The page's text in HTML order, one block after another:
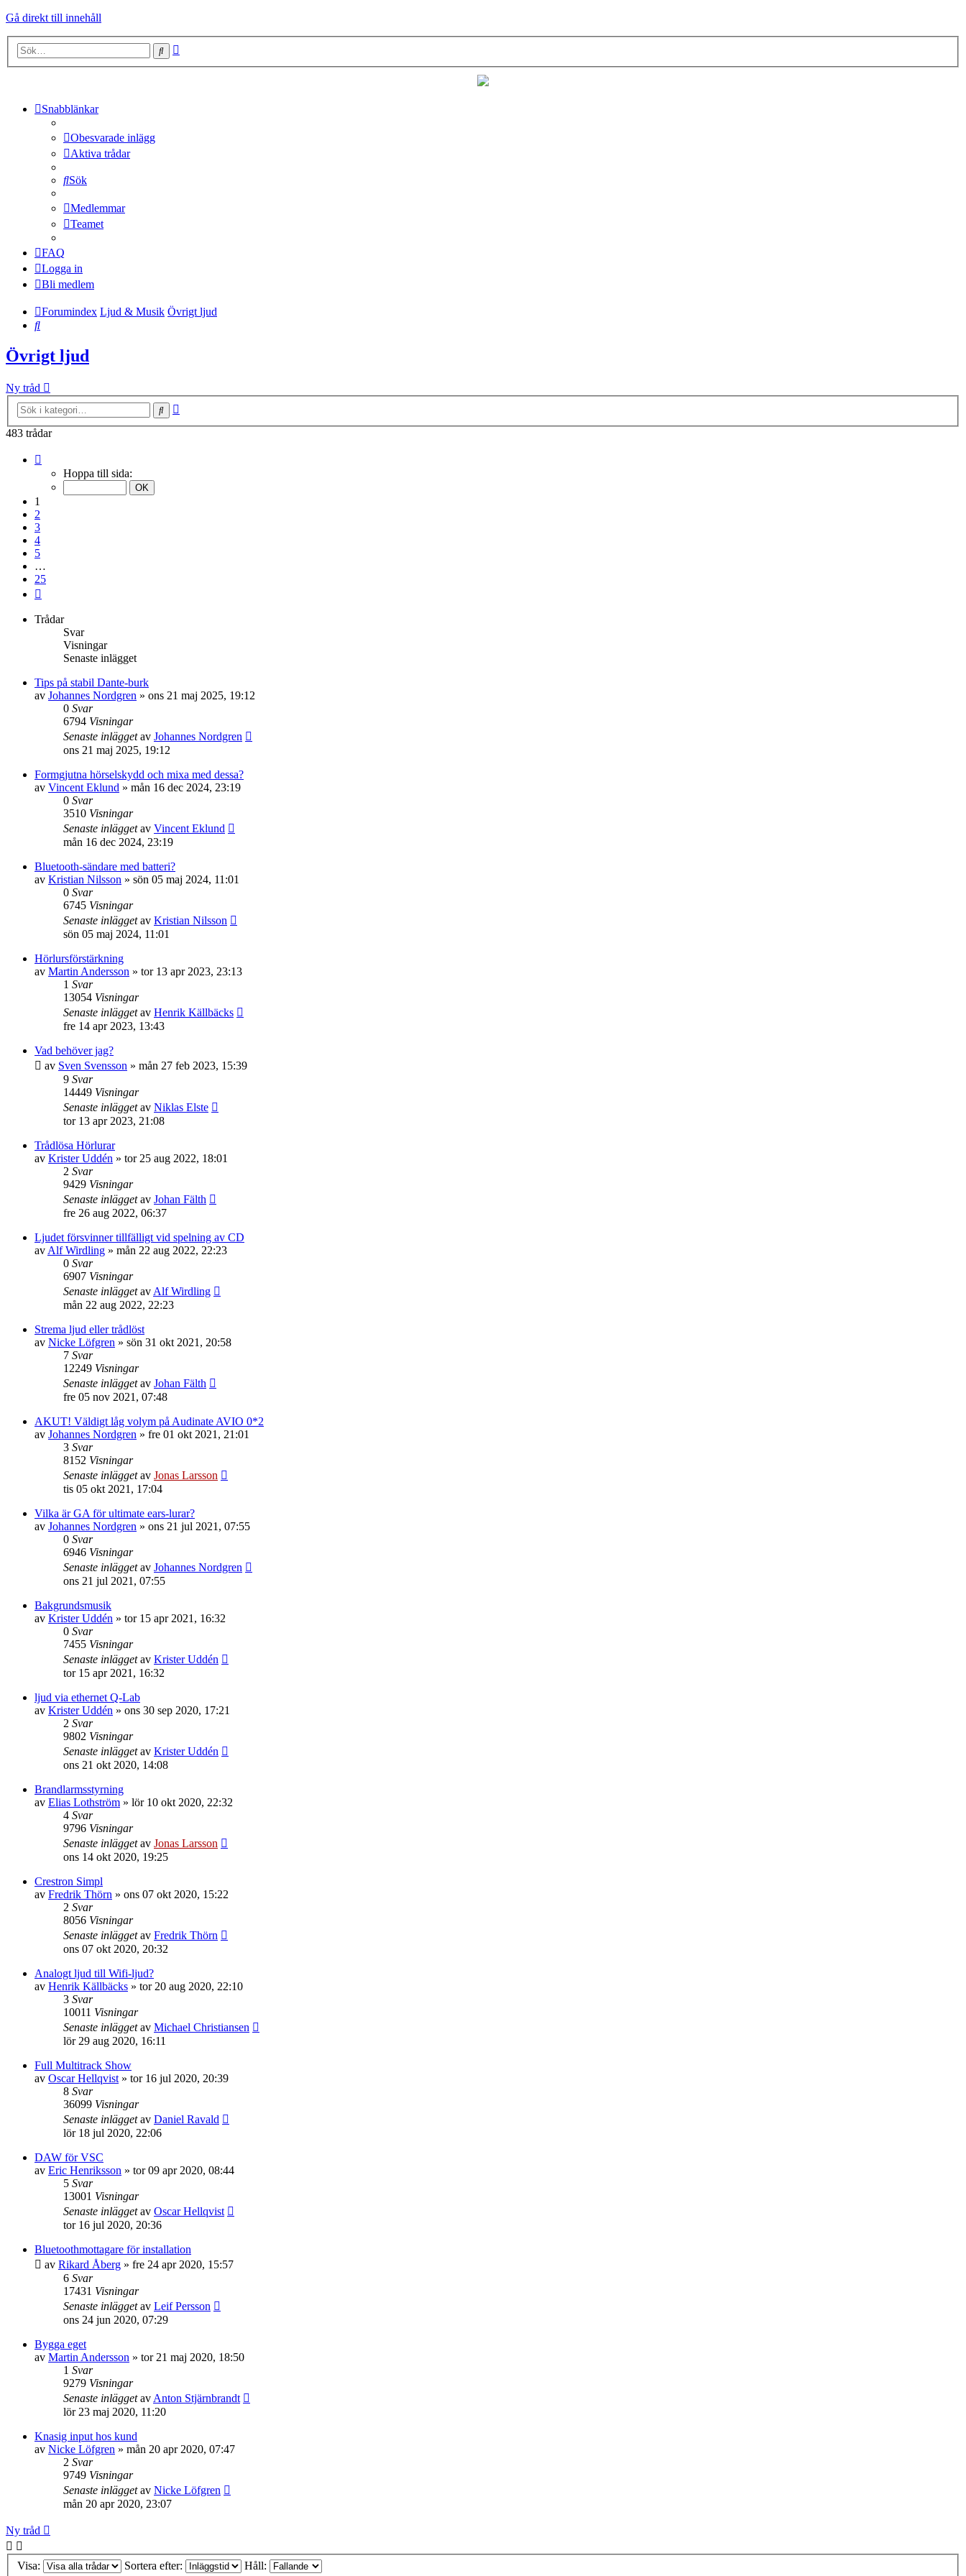
Gå direkt till innehåll
Sök
Snabblänkar
Obesvarade inlägg
Aktiva trådar
Sök
Medlemmar
Teamet
FAQ
Logga in
Bli medlem
Forumindex Ljud & Musik Övrigt ljud
Sök
Övrigt ljud
Ny tråd
Sök
483 trådar
Hoppa till sida:
1
2
3
4
5
…
25
Trådar
Svar
Visningar
Senaste inlägget
Tips på stabil Dante-burk
av Johannes Nordgren » ons 21 maj 2025, 19:12
0 Svar
6794 Visningar
Senaste inläggetav Johannes Nordgren
ons 21 maj 2025, 19:12
Formgjutna hörselskydd och mixa med dessa?
av Vincent Eklund » mån 16 dec 2024, 23:19
0 Svar
3510 Visningar
Senaste inläggetav Vincent Eklund
mån 16 dec 2024, 23:19
Bluetooth-sändare med batteri?
av Kristian Nilsson » sön 05 maj 2024, 11:01
0 Svar
6745 Visningar
Senaste inläggetav Kristian Nilsson
sön 05 maj 2024, 11:01
Hörlursförstärkning
av Martin Andersson » tor 13 apr 2023, 23:13
1 Svar
13054 Visningar
Senaste inläggetav Henrik Källbäcks
fre 14 apr 2023, 13:43
Vad behöver jag?
av Sven Svensson » mån 27 feb 2023, 15:39
9 Svar
14449 Visningar
Senaste inläggetav Niklas Elste
tor 13 apr 2023, 21:08
Trådlösa Hörlurar
av Krister Uddén » tor 25 aug 2022, 18:01
2 Svar
9429 Visningar
Senaste inläggetav Johan Fälth
fre 26 aug 2022, 06:37
Ljudet försvinner tillfälligt vid spelning av CD
av Alf Wirdling » mån 22 aug 2022, 22:23
0 Svar
6907 Visningar
Senaste inläggetav Alf Wirdling
mån 22 aug 2022, 22:23
Strema ljud eller trådlöst
av Nicke Löfgren » sön 31 okt 2021, 20:58
7 Svar
12249 Visningar
Senaste inläggetav Johan Fälth
fre 05 nov 2021, 07:48
AKUT! Väldigt låg volym på Audinate AVIO 0*2
av Johannes Nordgren » fre 01 okt 2021, 21:01
3 Svar
8152 Visningar
Senaste inläggetav Jonas Larsson
tis 05 okt 2021, 17:04
Vilka är GA för ultimate ears-lurar?
av Johannes Nordgren » ons 21 jul 2021, 07:55
0 Svar
6946 Visningar
Senaste inläggetav Johannes Nordgren
ons 21 jul 2021, 07:55
Bakgrundsmusik
av Krister Uddén » tor 15 apr 2021, 16:32
0 Svar
7455 Visningar
Senaste inläggetav Krister Uddén
tor 15 apr 2021, 16:32
ljud via ethernet Q-Lab
av Krister Uddén » ons 30 sep 2020, 17:21
2 Svar
9802 Visningar
Senaste inläggetav Krister Uddén
ons 21 okt 2020, 14:08
Brandlarmsstyrning
av Elias Lothström » lör 10 okt 2020, 22:32
4 Svar
9796 Visningar
Senaste inläggetav Jonas Larsson
ons 14 okt 2020, 19:25
Crestron Simpl
av Fredrik Thörn » ons 07 okt 2020, 15:22
2 Svar
8056 Visningar
Senaste inläggetav Fredrik Thörn
ons 07 okt 2020, 20:32
Analogt ljud till Wifi-ljud?
av Henrik Källbäcks » tor 20 aug 2020, 22:10
3 Svar
10011 Visningar
Senaste inläggetav Michael Christiansen
lör 29 aug 2020, 16:11
Full Multitrack Show
av Oscar Hellqvist » tor 16 jul 2020, 20:39
8 Svar
36099 Visningar
Senaste inläggetav Daniel Ravald
lör 18 jul 2020, 22:06
DAW för VSC
av Eric Henriksson » tor 09 apr 2020, 08:44
5 Svar
13001 Visningar
Senaste inläggetav Oscar Hellqvist
tor 16 jul 2020, 20:36
Bluetoothmottagare för installation
av Rikard Åberg » fre 24 apr 2020, 15:57
6 Svar
17431 Visningar
Senaste inläggetav Leif Persson
ons 24 jun 2020, 07:29
Bygga eget
av Martin Andersson » tor 21 maj 2020, 18:50
1 Svar
9279 Visningar
Senaste inläggetav Anton Stjärnbrandt
lör 23 maj 2020, 11:20
Knasig input hos kund
av Nicke Löfgren » mån 20 apr 2020, 07:47
2 Svar
9749 Visningar
Senaste inläggetav Nicke Löfgren
mån 20 apr 2020, 23:07
Ny tråd
Visa: Sortera efter: Håll: